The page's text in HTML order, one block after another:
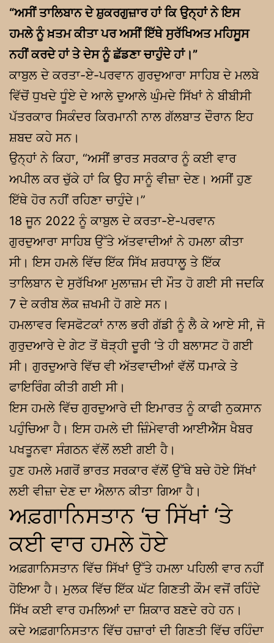
“ਅਸੀਂ ਤਾਲਿਬਾਨ ਦੇ ਸ਼ੁਕਰਗੁਜ਼ਾਰ ਹਾਂ ਕਿ ਉਨ੍ਹਾਂ ਨੇ ਇਸ
ਹਮਲੇ ਨੂੰ ਖ਼ਤਮ ਕੀਤਾ ਪਰ ਅਸੀਂ ਇੱਥੇ ਸੁਰੱਖਿਅਤ ਮਹਿਸੂਸ
ਨਹੀਂ ਕਰਦੇ ਹਾਂ ਤੇ ਦੇਸ ਨੂੰ ਛੱਡਣਾ ਚਾਹੁੰਦੇ ਹਾਂ।”
ਕਾਬੁਲ ਦੇ ਕਰਤਾ-ਏ-ਪਰਵਾਨ ਗੁਰਦੁਆਰਾ ਸਾਹਿਬ ਦੇ ਮਲਬੇ
ਵਿੱਚੋਂ ਧੁਖਦੇ ਧੂੰਏ ਦੇ ਆਲੇ ਦੁਆਲੇ ਘੁੰਮਦੇ ਸਿੱਖਾਂ ਨੇ ਬੀਬੀਸੀ
ਪੱਤਰਕਾਰ ਸਿਕੰਦਰ ਕਿਰਮਾਨੀ ਨਾਲ ਗੱਲਬਾਤ ਦੌਰਾਨ ਇਹ
ਸ਼ਬਦ ਕਹੇ ਸਨ।
ਉਨ੍ਹਾਂ ਨੇ ਕਿਹਾ, “ਅਸੀਂ ਭਾਰਤ ਸਰਕਾਰ ਨੂੰ ਕਈ ਵਾਰ
ਅਪੀਲ ਕਰ ਚੁੱਕੇ ਹਾਂ ਕਿ ਉਹ ਸਾਨੂੰ ਵੀਜ਼ਾ ਦੇਣ। ਅਸੀਂ ਹੁਣ
ਇੱਥੇ ਹੋਰ ਨਹੀਂ ਰਹਿਣਾ ਚਾਹੁੰਦੇ।”
18 ਜੂਨ 2022 ਨੂੰ ਕਾਬੁਲ ਦੇ ਕਰਤਾ-ਏ-ਪਰਵਾਨ
ਗੁਰਦੁਆਰਾ ਸਾਹਿਬ ਉੱਤੇ ਅੱਤਵਾਦੀਆਂ ਨੇ ਹਮਲਾ ਕੀਤਾ
ਸੀ। ਇਸ ਹਮਲੇ ਵਿੱਚ ਇੱਕ ਸਿੱਖ ਸ਼ਰਧਾਲੂ ਤੇ ਇੱਕ
ਤਾਲਿਬਾਨ ਦੇ ਸੁਰੱਖਿਆ ਮੁਲਾਜ਼ਮ ਦੀ ਮੌਤ ਹੋ ਗਈ ਸੀ ਜਦਕਿ
7 ਦੇ ਕਰੀਬ ਲੋਕ ਜ਼ਖਮੀ ਹੋ ਗਏ ਸਨ।
ਹਮਲਾਵਰ ਵਿਸਫੋਟਕਾਂ ਨਾਲ ਭਰੀ ਗੱਡੀ ਨੂੰ ਲੈ ਕੇ ਆਏ ਸੀ, ਜੋ
ਗੁਰੁਦਆਰੇ ਦੇ ਗੇਟ ਤੋਂ ਥੋੜ੍ਹੀ ਦੂਰੀ ‘ਤੇ ਹੀ ਬਲਾਸਟ ਹੋ ਗਈ
ਸੀ। ਗੁਰਦੁਆਰੇ ਵਿੱਚ ਵੀ ਅੱਤਵਾਦੀਆਂ ਵੱਲੋਂ ਧਮਾਕੇ ਤੇ
ਫਾਇਰਿੰਗ ਕੀਤੀ ਗਈ ਸੀ।
ਇਸ ਹਮਲੇ ਵਿੱਚ ਗੁਰਦੁਆਰੇ ਦੀ ਇਮਾਰਤ ਨੂੰ ਕਾਫੀ ਨੁਕਸਾਨ
ਪਹੁੰਚਿਆ ਹੈ। ਇਸ ਹਮਲੇ ਦੀ ਜ਼ਿੰਮੇਵਾਰੀ ਆਈਐੱਸ ਖੈਬਰ
ਪਖਤੂਨਵਾ ਸੰਗਠਨ ਵੱਲੋਂ ਲਈ ਗਈ ਹੈ।
ਹੁਣ ਹਮਲੇ ਮਗਰੋਂ ਭਾਰਤ ਸਰਕਾਰ ਵੱਲੋਂ ਉੱਥੇ ਬਚੇ ਹੋਏ ਸਿੱਖਾਂ
ਲਈ ਵੀਜ਼ਾ ਦੇਣ ਦਾ ਐਲਾਨ ਕੀਤਾ ਗਿਆ ਹੈ।
ਅਫ਼ਗਾਨਿਸਤਾਨ ‘ਚ ਸਿੱਖਾਂ ‘ਤੇ
ਕਈ ਵਾਰ ਹਮਲੇ ਹੋਏ
ਅਫ਼ਗਾਨਿਸਤਾਨ ਵਿੱਚ ਸਿੱਖਾਂ ਉੱਤੇ ਹਮਲਾ ਪਹਿਲੀ ਵਾਰ ਨਹੀਂ
ਹੋਇਆ ਹੈ। ਮੁਲਕ ਵਿੱਚ ਇੱਕ ਘੱਟ ਗਿਣਤੀ ਕੌਮ ਵਜੋਂ ਰਹਿੰਦੇ
ਸਿੱਖ ਕਈ ਵਾਰ ਹਮਲਿਆਂ ਦਾ ਸ਼ਿਕਾਰ ਬਣਦੇ ਰਹੇ ਹਨ।
ਕਦੇ ਅਫ਼ਗਾਨਿਸਤਾਨ ਵਿੱਚ ਹਜ਼ਾਰਾਂ ਦੀ ਗਿਣਤੀ ਵਿੱਚ ਰਹਿੰਦਾ